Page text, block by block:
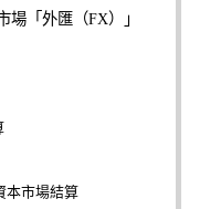
場「外匯（FX）」
本市場結算